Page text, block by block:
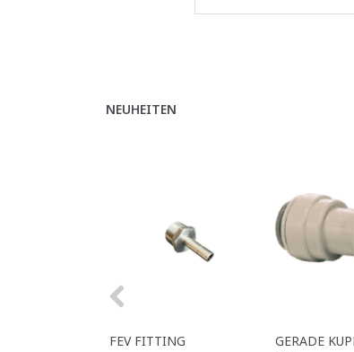
NEUHEITEN
FEV FITTING
GERADE